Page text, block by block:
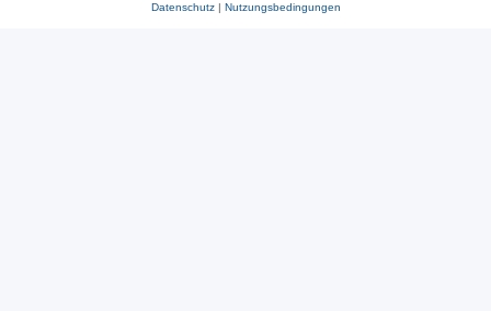
Datenschutz| Nutzungsbedingungen